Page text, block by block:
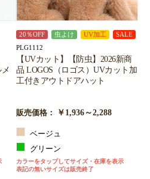
20％OFF 虫よけ UV加工 SALE
PLG1112
【UVカット】【防虫】2026新商
品 LOGOS（ロゴス）UVカット加
工付きアウトドアハット
販売価格： ￥1,936～2,288
ベージュ
グリーン
カラーをタップしてサイズ・在庫を表示
表記の無いサイズは販売終了